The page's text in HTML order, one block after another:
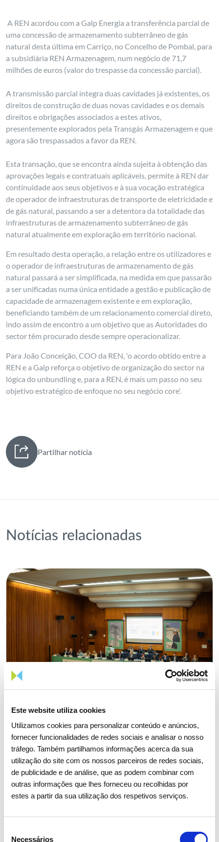
Este website utiliza cookies
Utilizamos cookies para personalizar conteúdo e anúncios,
fornecer funcionalidades de redes sociais e analisar o nosso
tráfego. Também partilhamos informações acerca da sua
utilização do site com os nossos parceiros de redes sociais,
de publicidade e de análise, que as podem combinar com
outras informações que lhes forneceu ou recolhidas por
estes a partir da sua utilização dos respetivos serviços.
Necessários
A REN acordou com a Galp Energia a transferência parcial de
uma concessão de armazenamento subterrâneo de gás
natural desta última em Carriço, no Concelho de Pombal, para
a subsidiária REN Armazenagem, num negócio de 71,7
milhões de euros (valor do trespasse da concessão parcial).
A transmissão parcial integra duas cavidades já existentes, os
direitos de construção de duas novas cavidades e os demais
direitos e obrigações associados a estes ativos,
presentemente explorados pela Transgás Armazenagem e que
agora são trespassados a favor da REN.
Esta transação, que se encontra ainda sujeita à obtenção das
aprovações legais e contratuais aplicáveis, permite à REN dar
continuidade aos seus objetivos e à sua vocação estratégica
de operador de infraestruturas de transporte de eletricidade e
de gás natural, passando a ser a detentora da totalidade das
infraestruturas de armazenamento subterrâneo de gás
natural atualmente em exploração em território nacional.
Em resultado desta operação, a relação entre os utilizadores e
o operador de infraestruturas de armazenamento de gás
natural passará a ser simplificada, na medida em que passarão
a ser unificadas numa única entidade a gestão e publicação de
capacidade de armazenagem existente e em exploração,
beneficiando também de um relacionamento comercial direto,
indo assim de encontro a um objetivo que as Autoridades do
sector têm procurado desde sempre operacionalizar.
Para João Conceição, COO da REN, 'o acordo obtido entre a
REN e a Galp reforça o objetivo de organização do sector na
lógica do unbundling e, para a REN, é mais um passo no seu
objetivo estratégico de enfoque no seu negócio core'.
Partilhar notícia
Notícias relacionadas
15 ABRIL 2026
Assembleia Geral de Acionistas
2026 aprova todos os pontos
Investidores